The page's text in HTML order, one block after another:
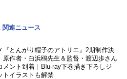
関連ニュース
『とんがり帽子のアトリエ』2期制作決
作者・白浜鴎先生＆監督・渡辺歩さん
メント到着｜Blu-ray下巻描き下ろしジ
トイラストも解禁